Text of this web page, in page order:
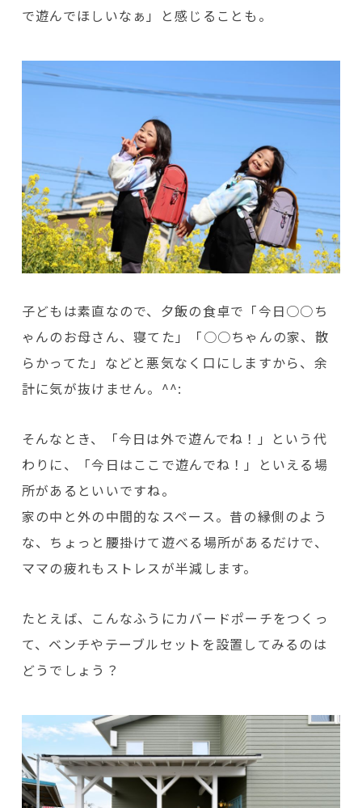
で遊んでほしいなぁ」と感じることも。
子どもは素直なので、夕飯の食卓で「今日○○ち
ゃんのお母さん、寝てた」「○○ちゃんの家、散
らかってた」などと悪気なく口にしますから、余
計に気が抜けません。^^:
そんなとき、「今日は外で遊んでね！」という代
わりに、「今日はここで遊んでね！」といえる場
所があるといいですね。
家の中と外の中間的なスペース。昔の縁側のよう
な、ちょっと腰掛けて遊べる場所があるだけで、
ママの疲れもストレスが半減します。
たとえば、こんなふうにカバードポーチをつくっ
て、ベンチやテーブルセットを設置してみるのは
どうでしょう？